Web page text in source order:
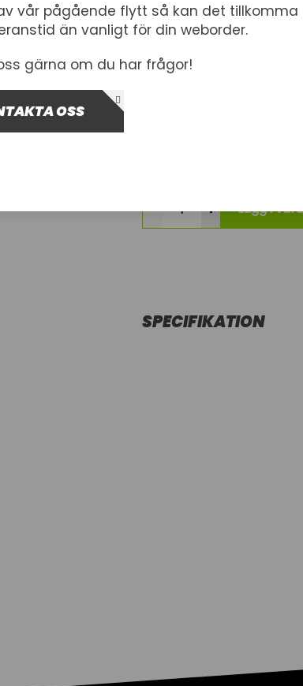
2-pack
1004707
- + Lägg i
SPECIFIKATION
vår pågående flytt så kan det tillkomma
än vanligt för din weborder.
gärna om du har frågor!
OSS